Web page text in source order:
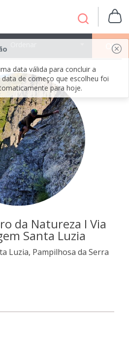
data válida para concluir a
data de começo que escolheu foi
para hoje.
OK
da Natureza I Via
Santa Luzia
Luzia, Pampilhosa da Serra